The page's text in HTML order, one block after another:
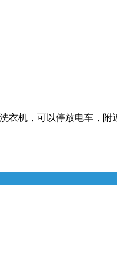
机，可以停放电车，